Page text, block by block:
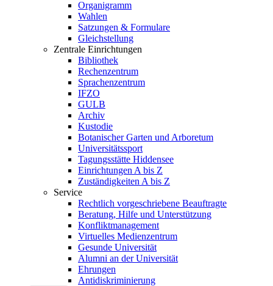
Organigramm
Wahlen
Satzungen & Formulare
Gleichstellung
Zentrale Einrichtungen
Bibliothek
Rechenzentrum
Sprachenzentrum
IFZO
GULB
Archiv
Kustodie
Botanischer Garten und Arboretum
Universitätssport
Tagungsstätte Hiddensee
Einrichtungen A bis Z
Zuständigkeiten A bis Z
Service
Rechtlich vorgeschriebene Beauftragte
Beratung, Hilfe und Unterstützung
Konfliktmanagement
Virtuelles Medienzentrum
Gesunde Universität
Alumni an der Universität
Ehrungen
Antidiskriminierung